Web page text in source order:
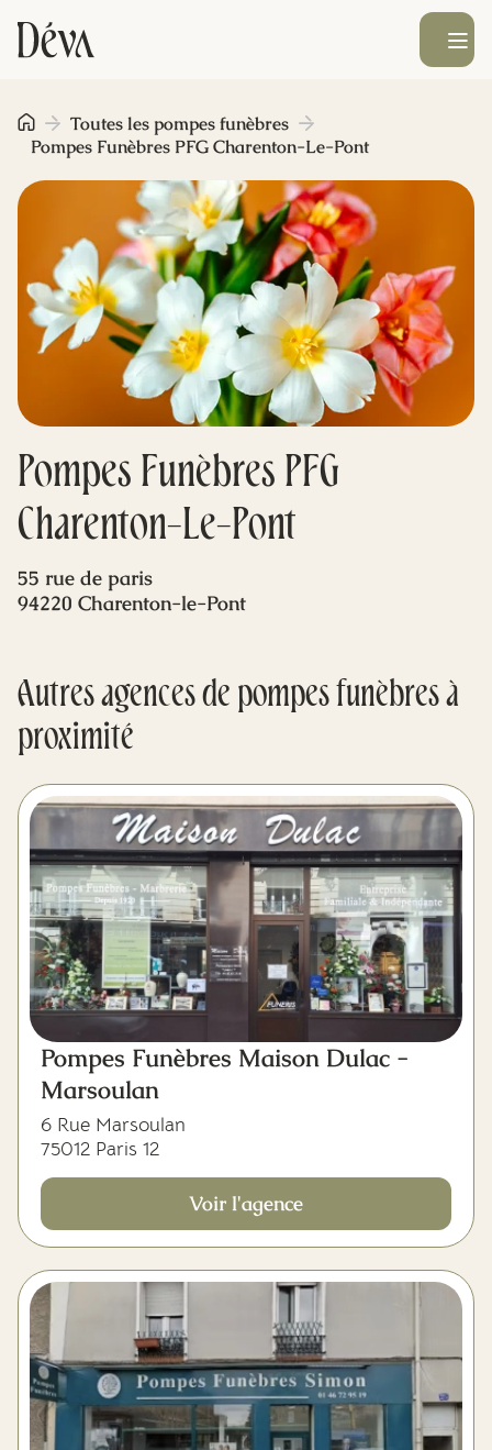
Obsèques
Prévoyance
Monument funéraire
Livraison de fleurs
Blog
Mes dernières volontés
Ouvrir le
Pompes Funèbres PFG
Charenton-Le-Pont
Toutes les pompes funèbres
Pompes Funèbres PFG Charenton-Le-Pont
55 rue de paris
94220 Charenton-le-Pont
Autres agences de pompes funèbres à
proximité
Pompes Funèbres Maison Dulac -
Marsoulan
6 Rue Marsoulan
75012 Paris 12
Voir l'agence